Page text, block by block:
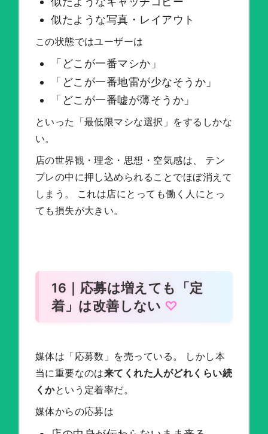
似たような写真・レイアウト
この状態ではユーザーは
「どこが一番マシか」
「どこが一番地雷が少なそうか」
「どこが一番嘘が薄そうか」
といった「最低限マシな選択」をするしかな
い。
店の世界観・理念・思想・空気感は、 テン
プレの中に押し込められることでほぼ消えて
しまう。 これは店にとっても働く人にとっ
ても損失が大きい。
16｜応募は増えても「定
着」は改善しない
媒体は「応募数」を売っている。 しかし本
当に重要なのは来てくれた人がどれくらい続
くかという定着率だ。
媒体からの応募は